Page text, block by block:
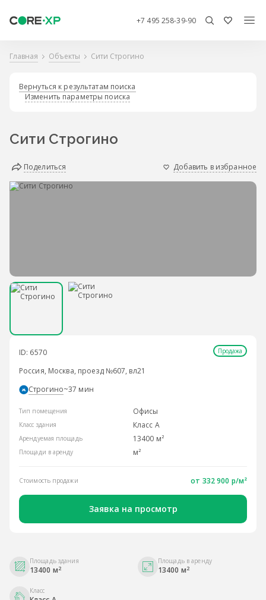
+7 495 258-39-90
Главная Объекты Сити Строгино
Вернуться к результатам поиска
Изменить параметры поиска
Сити Строгино
Поделиться Добавить в избранное
ID: 6570 Продажа
Россия, Москва, проезд №607, вл21
Строгино~37 мин
Тип помещения Офисы
Класс здания Класс A
Арендуемая площадь 13400 м²
Площади в аренду м²
Стоимость продажи от 332 900 р/м²
Заявка на просмотр
Площадь здания
13400 м2
Площадь в аренду
13400 м2
Класс